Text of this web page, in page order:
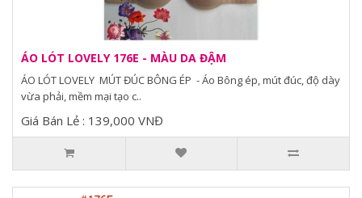
ÁO LÓT LOVELY 176E - MÀU DA ĐẬM
ÁO LÓT LOVELY MÚT ĐÚC BÔNG ÉP - Áo Bông ép, mút đúc, độ dày
vừa phải, mềm mại tạo c..
Giá Bán Lẻ : 139,000 VNĐ